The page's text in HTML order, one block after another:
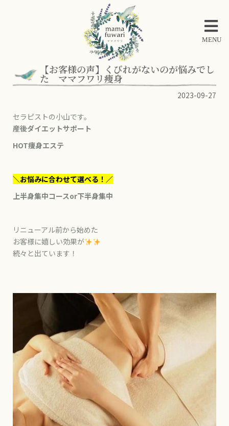
MENU
【お客様の声】くびれがないのが悩みでし
た ママフワリ痩身
2023-09-27
セラピストの小山です。
産後ダイエットサポート
HOT痩身エステ
＼お悩みに合わせて選べる！／
上半身集中コースor下半身集中
リニューアル前から始めた
お客様に嬉しい効果が
続々と出ています！